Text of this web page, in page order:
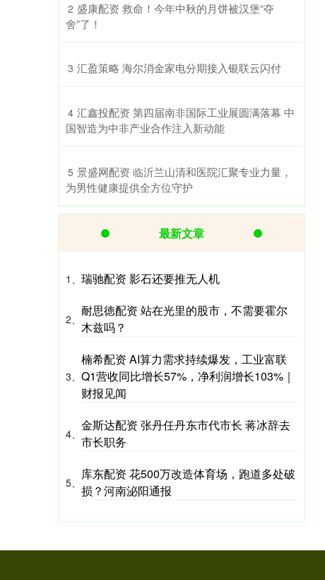
2 ​盛康配资 救命！今年中秋的月饼被汉堡“夺
舍”了！
3 ​汇盈策略 海尔消金家电分期接入银联云闪付
4 ​汇鑫投配资 第四届南非国际工业展圆满落幕 中
国智造为中非产业合作注入新动能
5 ​景盛网配资 临沂兰山清和医院汇聚专业力量，
为男性健康提供全方位守护
最新文章
1、 瑞驰配资 影石还要推无人机
2、
耐思徳配资 站在光里的股市，不需要霍尔
木兹吗？
3、
楠希配资 AI算力需求持续爆发，工业富联
Q1营收同比增长57%，净利润增长103%｜
财报见闻
4、
金斯达配资 张丹任丹东市代市长 蒋冰辞去
市长职务
5、
库东配资 花500万改造体育场，跑道多处破
损？河南泌阳通报